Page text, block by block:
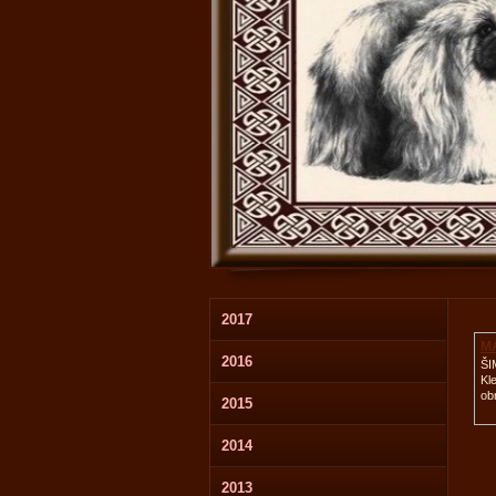
2017
2016
2015
2014
2013